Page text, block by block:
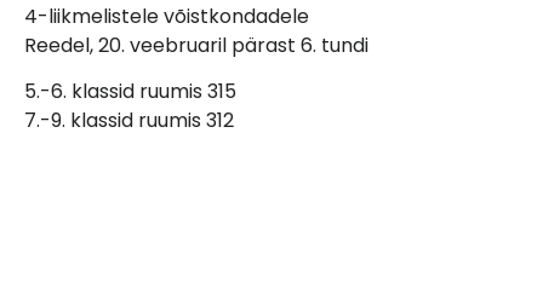
4-liikmelistele võistkondadele
Reedel, 20. veebruaril pärast 6. tundi
5.-6. klassid ruumis 315
7.-9. klassid ruumis 312